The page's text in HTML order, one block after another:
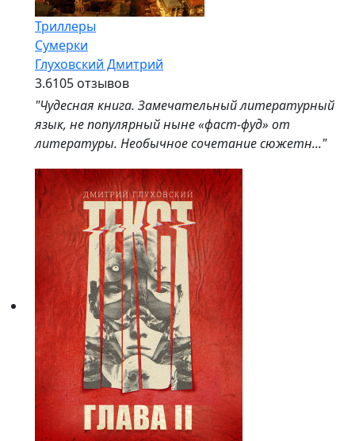
Триллеры
Сумерки
Глуховский Дмитрий
3.6105 отзывов
"Чудесная книга. Замечательный литературный
язык, не популярный ныне «фаст-фуд» от
литературы. Необычное сочетание сюжетн..."